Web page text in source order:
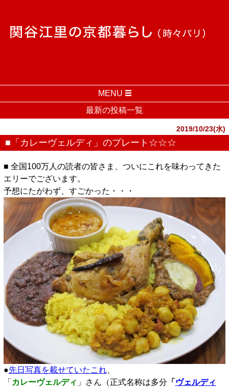
MENU
最新の投稿一覧
2019/10/23(水)
■「カレーヴェルディ」のプレート☆☆☆
■ 全国100万人の読者の皆さま、ついにこれを味わってきた
エリーでございます。
予想にたがわず、すごかった・・・
●先日写真を載せていたこれ、
「 カレーヴェルディ 」さん（正式名称は多分 「 ヴェルディ